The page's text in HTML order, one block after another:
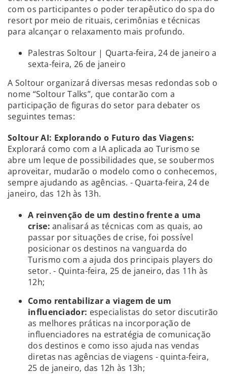
com os participantes o poder terapêutico do spa do
resort por meio de rituais, cerimônias e técnicas
para alcançar o relaxamento mais profundo.
Palestras Soltour | Quarta-feira, 24 de janeiro a
sexta-feira, 26 de janeiro
A Soltour organizará diversas mesas redondas sob o
nome “Soltour Talks”, que contarão com a
participação de figuras do setor para debater os
seguintes temas:
Soltour AI: Explorando o Futuro das Viagens:
Explorará como com a IA aplicada ao Turismo se
abre um leque de possibilidades que, se soubermos
aproveitar, mudarão o modelo como o conhecemos,
sempre ajudando as agências. - Quarta-feira, 24 de
janeiro, das 12h às 13h.
A reinvenção de um destino frente a uma
crise: analisará as técnicas com as quais, ao
passar por situações de crise, foi possível
posicionar os destinos na vanguarda do
Turismo com a ajuda dos principais players do
setor. - Quinta-feira, 25 de janeiro, das 11h às
12h;
Como rentabilizar a viagem de um
influenciador: especialistas do setor discutirão
as melhores práticas na incorporação de
influenciadores na estratégia de comunicação
dos destinos e como isso ajuda nas vendas
diretas nas agências de viagens - quinta-feira,
25 de janeiro, das 12h às 13h;